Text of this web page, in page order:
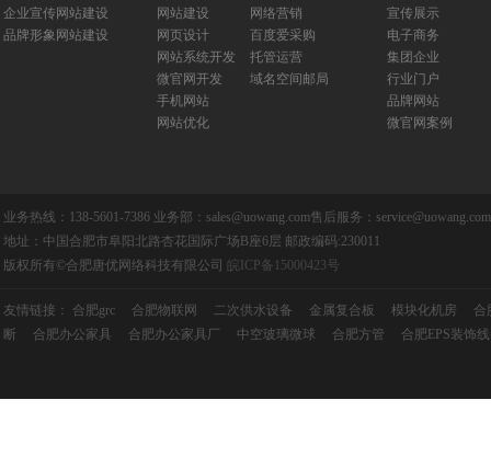
企业宣传网站建设
品牌形象网站建设
网站建设
网页设计
网站系统开发
微官网开发
手机网站
网站优化
网络营销
百度爱采购
托管运营
域名空间邮局
宣传展示
电子商务
集团企业
行业门户
品牌网站
微官网案例
业务热线：138-5601-7386 业务部：sales@uowang.com售后服务：
地址：中国合肥市阜阳北路杏花国际广场B座6层 邮政编码:230011
版权所有©合肥唐优网络科技有限公司
皖ICP备15000423号
友情链接： 合肥grc 合肥物联网 二次供水设备 金属复合板 模块化机房
合
断
合肥办公家具 合肥办公家具厂 中空玻璃微球 合肥方管 合肥EPS装饰